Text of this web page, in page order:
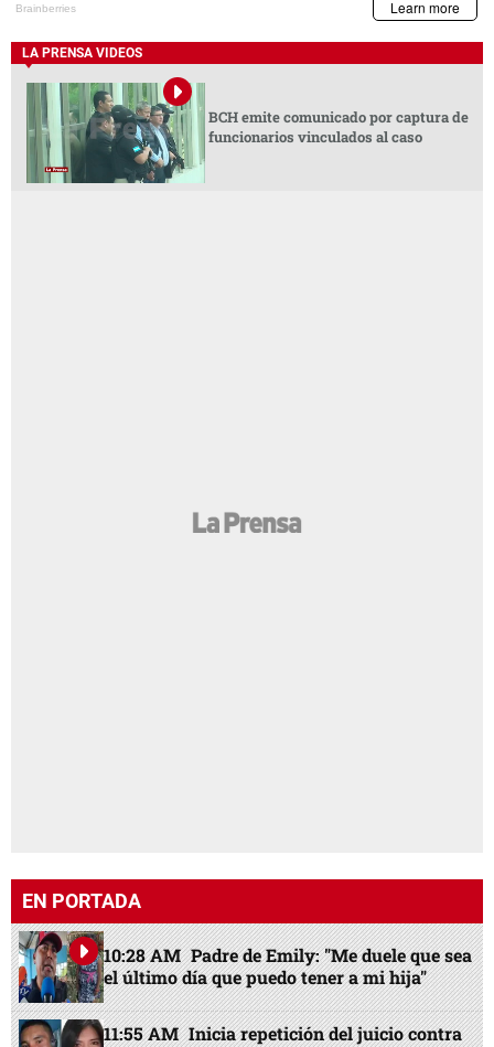
LA PRENSA VIDEOS
BCH emite comunicado por captura de
funcionarios vinculados al caso
EN PORTADA
10:28 AM Padre de Emily: "Me duele que sea
el último día que puedo tener a mi hija"
11:55 AM Inicia repetición del juicio contra